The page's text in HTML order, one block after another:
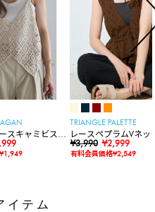
スキャミビスチ
TRIANGLE PALETTE
レースペプラムVネッ
ト
¥3,990 ¥2,999
有料会員価格¥2,549
イテム